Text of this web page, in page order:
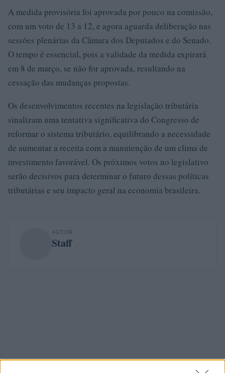
A medida provisória foi aprovada por pouco na comissão,
com um voto de 13 a 12, e agora aguarda deliberação nas
sessões plenárias da Câmara dos Deputados e do Senado.
O tempo é essencial, pois a validade da medida expirará
em 8 de março, se não for aprovada, resultando na
cessação das mudanças propostas.
Os desenvolvimentos recentes na legislação tributária
sinalizam uma tentativa significativa do Congresso de
reformar o sistema tributário, equilibrando a necessidade
de aumentar a receita com a manutenção de um clima de
investimento favorável. Os próximos votos no legislativo
serão decisivos para determinar o futuro dessas políticas
tributárias e seu impacto geral na economia brasileira.
AUTOR
Staff